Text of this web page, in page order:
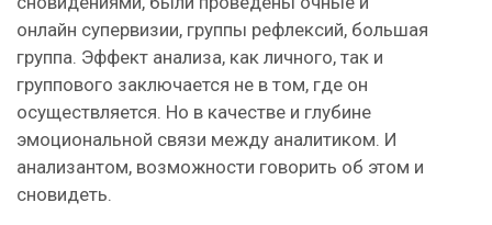
онлайн супервизии, группы рефлексий, большая
группа. Эффект анализа, как личного, так и
группового заключается не в том, где он
осуществляется. Но в качестве и глубине
эмоциональной связи между аналитиком. И
анализантом, возможности говорить об этом и
сновидеть.